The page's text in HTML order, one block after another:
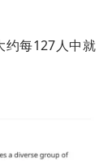
约每127人中就